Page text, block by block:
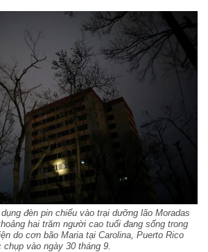
đèn pin chiếu vào trại dưỡng lão Moradas
hai trăm người cao tuổi đang sống trong
do cơn bão Maria tại Carolina, Puerto Rico
vào ngày 30 tháng 9.